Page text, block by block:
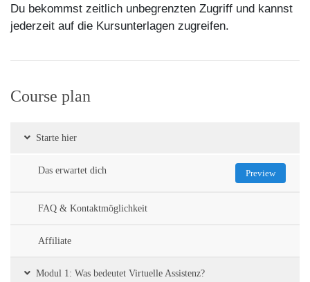
Du bekommst zeitlich unbegrenzten Zugriff und kannst
jederzeit auf die Kursunterlagen zugreifen.
Course plan
Starte hier
Das erwartet dich Preview
FAQ & Kontaktmöglichkeit
Affiliate
Modul 1: Was bedeutet Virtuelle Assistenz?